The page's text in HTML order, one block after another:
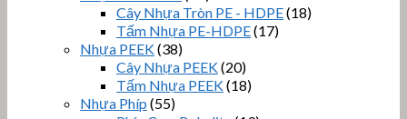
Cây Nhựa Tròn PE - HDPE(18)
Tấm Nhựa PE-HDPE(17)
Nhựa PEEK(38)
Cây Nhựa PEEK(20)
Tấm Nhựa PEEK(18)
Nhựa Phíp (55)